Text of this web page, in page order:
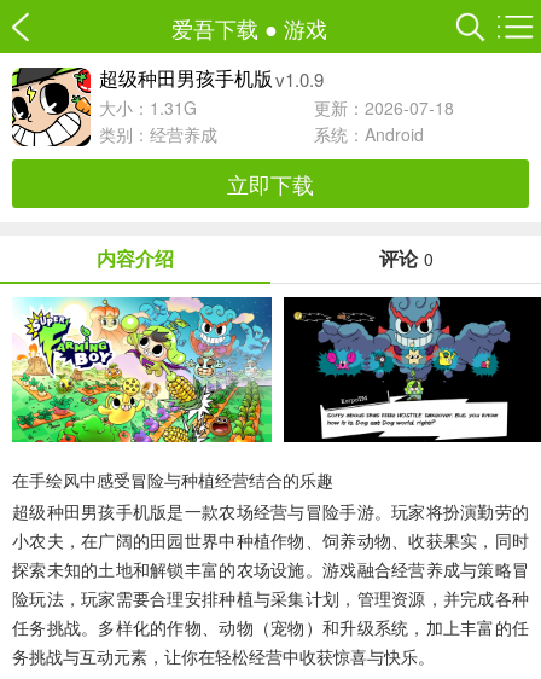
爱吾下载 ● 游戏
超级种田男孩手机版 v1.0.9
大小：1.31G
更新：2026-07-18
类别： 经营养成 系统：Android
立即下载
内容介绍 评论 0
在手绘风中感受冒险与种植经营结合的乐趣
超级种田男孩手机版是一款农场经营与冒险手游。玩家将扮演勤劳的
小农夫，在广阔的田园世界中种植作物、饲养动物、收获果实，同时
探索未知的土地和解锁丰富的农场设施。游戏融合经营养成与策略冒
险玩法，玩家需要合理安排种植与采集计划，管理资源，并完成各种
任务挑战。多样化的作物、动物（宠物）和升级系统，加上丰富的任
务挑战与互动元素，让你在轻松经营中收获惊喜与快乐。